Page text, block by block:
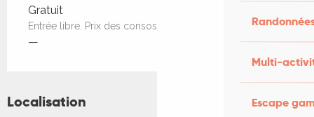
Multi-
Escape
Tarifs 2026
Gratuit
Entrée libre. Prix des consos
—
Localisation